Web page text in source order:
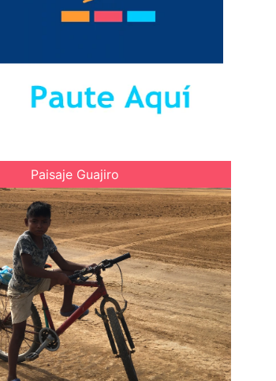
Paisaje Guajiro